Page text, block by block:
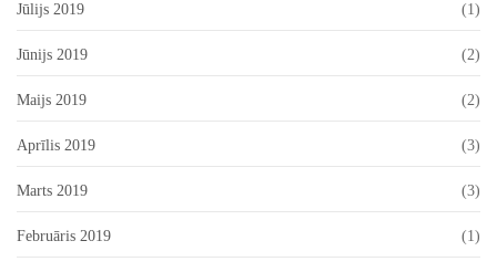
Jūlijs 2019 (1)
Jūnijs 2019 (2)
Maijs 2019 (2)
Aprīlis 2019 (3)
Marts 2019 (3)
Februāris 2019 (1)